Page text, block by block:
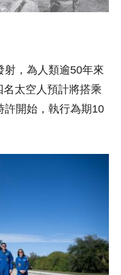
射，為人類逾50年來
太空人預計將搭乘
許開始，執行為期10